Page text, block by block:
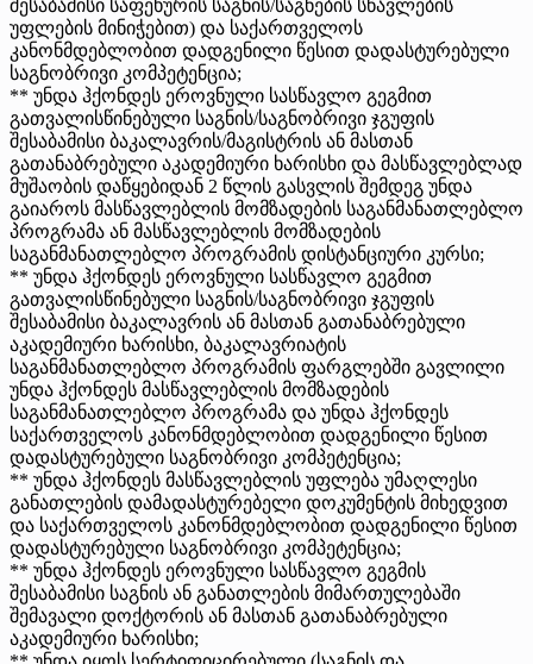
შესაბამისი საფეხურის საგნის/საგნების სწავლების
უფლების მინიჭებით) და საქართველოს
კანონმდებლობით დადგენილი წესით დადასტურებული
საგნობრივი კომპეტენცია;
** უნდა ჰქონდეს ეროვნული სასწავლო გეგმით
გათვალისწინებული საგნის/საგნობრივი ჯგუფის
შესაბამისი ბაკალავრის/მაგისტრის ან მასთან
გათანაბრებული აკადემიური ხარისხი და მასწავლებლად
მუშაობის დაწყებიდან 2 წლის გასვლის შემდეგ უნდა
გაიაროს მასწავლებლის მომზადების საგანმანათლებლო
პროგრამა ან მასწავლებლის მომზადების
საგანმანათლებლო პროგრამის დისტანციური კურსი;
** უნდა ჰქონდეს ეროვნული სასწავლო გეგმით
გათვალისწინებული საგნის/საგნობრივი ჯგუფის
შესაბამისი ბაკალავრის ან მასთან გათანაბრებული
აკადემიური ხარისხი, ბაკალავრიატის
საგანმანათლებლო პროგრამის ფარგლებში გავლილი
უნდა ჰქონდეს მასწავლებლის მომზადების
საგანმანათლებლო პროგრამა და უნდა ჰქონდეს
საქართველოს კანონმდებლობით დადგენილი წესით
დადასტურებული საგნობრივი კომპეტენცია;
** უნდა ჰქონდეს მასწავლებლის უფლება უმაღლესი
განათლების დამადასტურებელი დოკუმენტის მიხედვით
და საქართველოს კანონმდებლობით დადგენილი წესით
დადასტურებული საგნობრივი კომპეტენცია;
** უნდა ჰქონდეს ეროვნული სასწავლო გეგმის
შესაბამისი საგნის ან განათლების მიმართულებაში
შემავალი დოქტორის ან მასთან გათანაბრებული
აკადემიური ხარისხი;